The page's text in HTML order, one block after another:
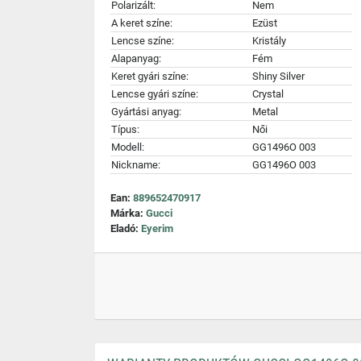
Polarizált:
Nem
A keret színe:
Ezüst
Lencse színe:
Kristály
Alapanyag:
Fém
Keret gyári színe:
Shiny Silver
Lencse gyári színe:
Crystal
Gyártási anyag:
Metal
Típus:
Női
Modell:
GG1496O 003
Nickname:
GG1496O 003
Ean: 889652470917
Márka: Gucci
Eladó: Eyerim